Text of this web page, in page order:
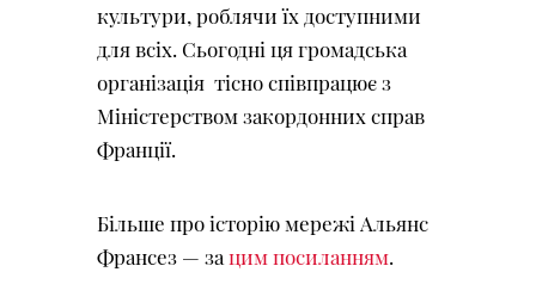
культури, роблячи їх доступними
для всіх. Сьогодні ця громадська
організація тісно співпрацює з
Міністерством закордонних справ
Франції.
Більше про історію мережі Альянс
Франсез — за цим посиланням.